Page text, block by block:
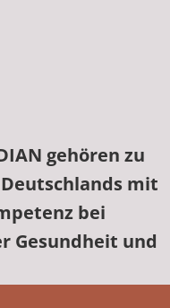
YouTube
zu Facebook
Verlinkung zu
gehören zu
mit
bei
Gesundheit und